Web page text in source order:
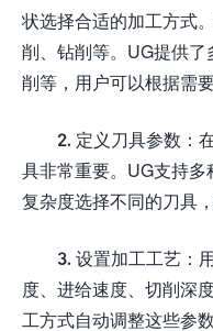
状选择合适的加工方式
削、钻削等。UG提供
削等，用户可以根据需
2. 定义刀具参数：
具非常重要。UG支持
复杂度选择不同的刀具
3. 设置加工工艺：
度、进给速度、切削深
工方式自动调整这些参